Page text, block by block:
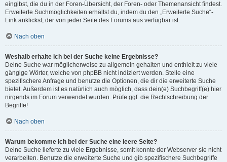
eingibst, die du in der Foren-Übersicht, der Foren- oder Themenansicht findest.
Erweiterte Suchmöglichkeiten erhältst du, indem du den „Erweiterte Suche“-
Link anklickst, der von jeder Seite des Forums aus verfügbar ist.
Nach oben
Weshalb erhalte ich bei der Suche keine Ergebnisse?
Deine Suche war möglicherweise zu allgemein gehalten und enthielt zu viele
gängige Wörter, welche von phpBB nicht indiziert werden. Stelle eine
spezifischere Anfrage und benutze die Optionen, die dir die erweiterte Suche
bietet. Außerdem ist es natürlich auch möglich, dass dein(e) Suchbegriff(e) hier
nirgends im Forum verwendet wurden. Prüfe ggf. die Rechtschreibung der
Begriffe!
Nach oben
Warum bekomme ich bei der Suche eine leere Seite?
Deine Suche lieferte zu viele Ergebnisse, somit konnte der Webserver sie nicht
verarbeiten. Benutze die erweiterte Suche und gib spezifischere Suchbegriffe